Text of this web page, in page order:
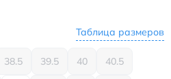
Таблица размеров
38.5 39.5 40 40.5